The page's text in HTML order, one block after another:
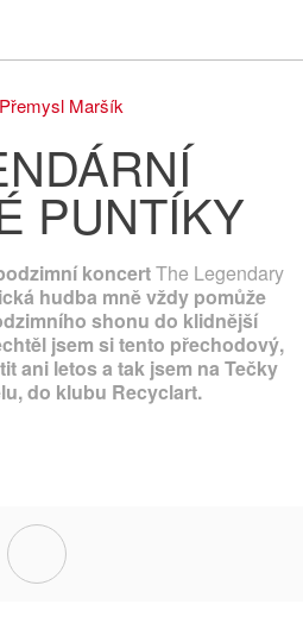
Přemysl Maršík
PUNTÍKY
koncertThe Legendary
hudba mně vždy pomůže
shonu do klidnější
jsem si tento přechodový,
ani letos a tak jsem na Tečky
do klubu Recyclart.